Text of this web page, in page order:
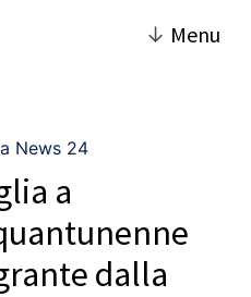
↓ Menu
News 24
a
dalla